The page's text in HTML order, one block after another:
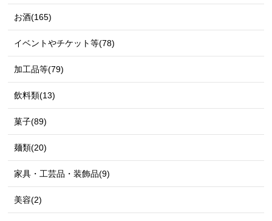
お酒(165)
イベントやチケット等(78)
加工品等(79)
飲料類(13)
菓子(89)
麺類(20)
家具・工芸品・装飾品(9)
美容(2)